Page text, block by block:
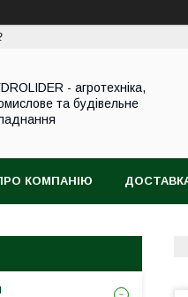
- агротехніка,
та будівельне
КОМПАНІЮ